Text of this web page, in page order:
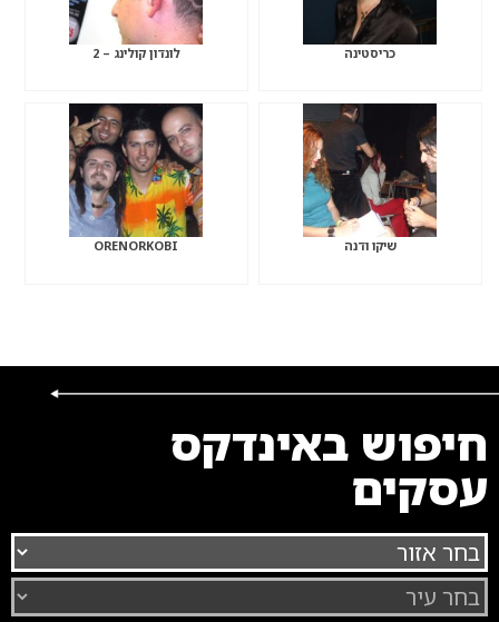
כריסטינה לונדון קולינג – 2
שיקו ודנה ORENORKOBI
חיפוש באינדקס
עסקים